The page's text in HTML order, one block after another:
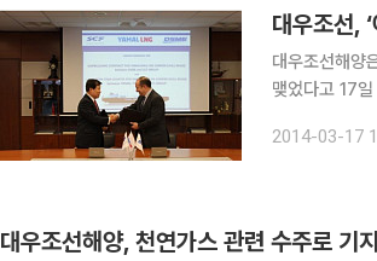
대우조선,
대우조선해양
맺었다고 17일 밝혔다. 이번 계약의 총 금액은 약 3억 달러 규
최대 16척의
2014-03-17
대우조선해양, 천연가스 관련 수주로 기